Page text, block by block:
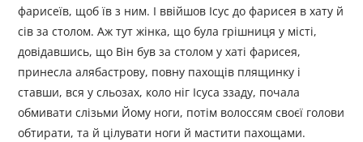
фарисеїв, щоб їв з ним. І ввійшов Ісус до фарисея в хату й
сів за столом. Аж тут жінка, що була грішниця у місті,
довідавшись, що Він був за столом у хаті фарисея,
принесла алябастрову, повну пахощів плящинку і
ставши, вся у сльозах, коло ніг Ісуса ззаду, почала
обмивати слізьми Йому ноги, потім волоссям своєї голови
обтирати, та й цілувати ноги й мастити пахощами.